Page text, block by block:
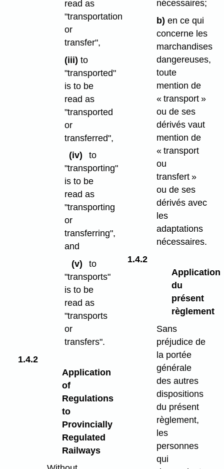
read as
"transportation
or
transfer",
(iii) to
"transported"
is to be
read as
"transported
or
transferred",
(iv)
to
"transporting"
is to be
read as
"transporting
or
transferring",
and
(v)
to
"transports"
is to be
read as
"transports
or
transfers".
1.4.2
Application
of
Regulations
to
Provincially
Regulated
Railways
nécessaires;
b) en ce qui
concerne les
marchandises
dangereuses,
toute
mention de
« transport »
ou de ses
dérivés vaut
mention de
« transport
ou
transfert »
ou de ses
dérivés avec
les
adaptations
nécessaires.
1.4.2
Application
du
présent
règlement
Sans
préjudice de
la portée
générale
des autres
dispositions
du présent
règlement,
les
personnes
qui